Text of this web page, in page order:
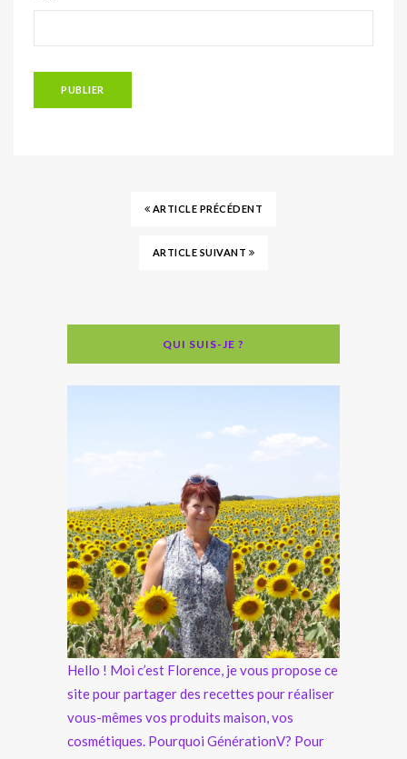
ARTICLE PRÉCÉDENT
ARTICLE SUIVANT
QUI SUIS-JE ?
Hello ! Moi c’est Florence, je vous propose ce
site pour partager des recettes pour réaliser
vous-mêmes vos produits maison, vos
cosmétiques. Pourquoi GénérationV? Pour